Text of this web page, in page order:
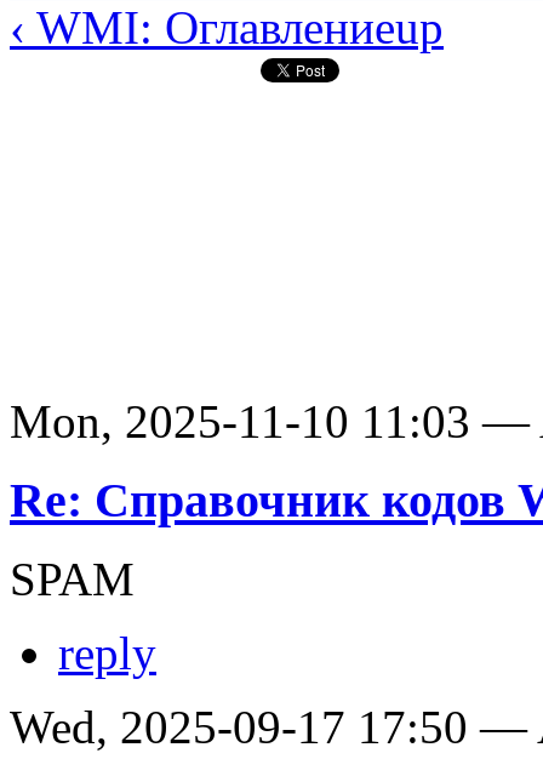
‹ WMI: Оглавлениеup
Mon, 2025-11-10 11:03 —
Re: Справочник кодов
SPAM
reply
Wed, 2025-09-17 17:50 —